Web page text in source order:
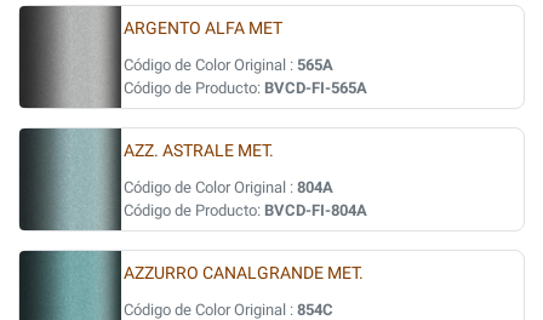
ARGENTO ALFA MET
Código de Color Original : 565A
Código de Producto: BVCD-FI-565A
AZZ. ASTRALE MET.
Código de Color Original : 804A
Código de Producto: BVCD-FI-804A
AZZURRO CANALGRANDE MET.
Código de Color Original : 854C